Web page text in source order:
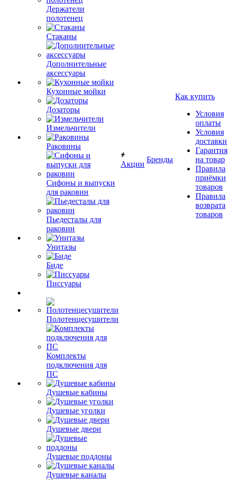
Держатели
полотенец
Стаканы
Дополнительные
аксессуары
Кухонные мойки
Дозаторы
Измельчители
Раковины
Сифоны и выпуски
для раковин
Пьедесталы для
раковин
Унитазы
Биде
Писсуары
Полотенцесушители
Комплекты
подключения для
ПС
Душевые кабины
Душевые уголки
Душевые двери
Душевые поддоны
Душевые каналы
Акции
Бренды
Как купить
Условия
оплаты
Условия
доставки
Гарантия
на товар
Правила
приёмки
товаров
Правила
возврата
товаров